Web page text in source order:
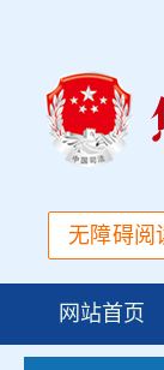
无障碍阅
网站首页